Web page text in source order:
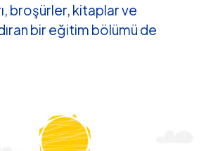
broşürler, kitaplar ve
bir eğitim bölümü de